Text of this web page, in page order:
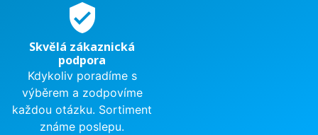
verified_user
Skvělá zákaznická
podpora
Kdykoliv poradíme s
výběrem a zodpovíme
každou otázku. Sortiment
známe poslepu.